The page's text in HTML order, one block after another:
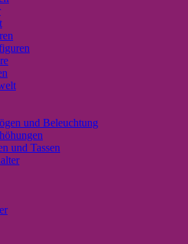
und Beleuchtung
und Tassen